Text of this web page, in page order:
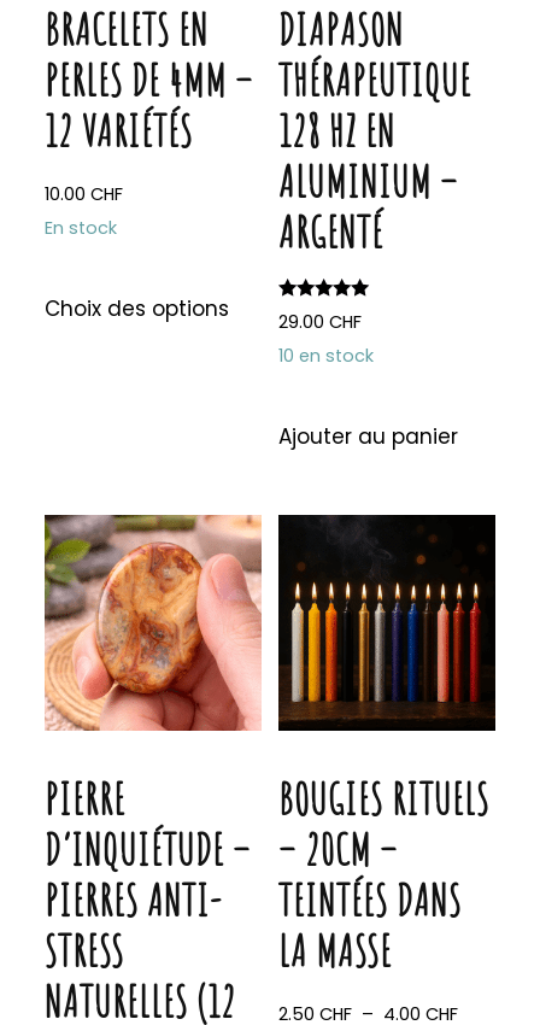
BRACELETS EN
PERLES DE 4MM –
12 VARIÉTÉS
10.00CHF
En stock
Choix des options produit
variations.
peuvent
être
choisies
sur
la
page
du
DIAPASON
THÉRAPEUTIQUE
128 HZ EN
ALUMINIUM –
ARGENTÉ
Note
5.00
sur 5
29.00CHF
10 en stock
Ajouter au panier
PIERRE
D’INQUIÉTUDE –
PIERRES ANTI-
STRESS
NATURELLES (12
BOUGIES RITUELS
– 20CM –
TEINTÉES DANS
LA MASSE
2.50CHF – 4.00CHFPlage